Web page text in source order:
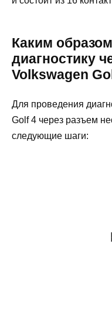
Каким
диагностику
Volkswagen
Для проведения
Golf 4 через разъем
следующие шаги: